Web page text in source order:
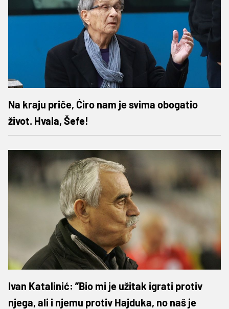
Na kraju priče, Ćiro nam je svima obogatio
život. Hvala, Šefe!
Ivan Katalinić: ”Bio mi je užitak igrati protiv
njega, ali i njemu protiv Hajduka, no naš je